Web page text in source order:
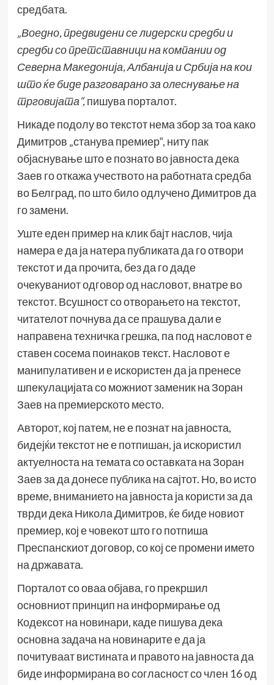
средбата.
„Воедно, предвидени се лидерски средби и
средби со претставници на компании од
Северна Македонија, Албанија и Србија на кои
што ќе биде разговарано за олеснување на
трговијата“,пишува порталот.
Никаде подолу во текстот нема збор за тоа како
Димитров „станува премиер“, ниту пак
објаснување што е познато во јавноста дека
Заев го откажа учеството на работната средба
во Белград, по што било одлучено Димитров да
го замени.
Уште еден пример на клик бајт наслов, чија
намера е да ја натера публиката да го отвори
текстот и да прочита, без да го даде
очекуваниот одговор од насловот, внатре во
текстот. Всушност со отворањето на текстот,
читателот почнува да се прашува дали е
направена техничка грешка, па под насловот е
ставен сосема поинаков текст. Насловот е
манипулативен и е искористен да ја пренесе
шпекулацијата со можниот заменик на Зоран
Заев на премиерското место.
Авторот, кој патем, не е познат на јавноста,
бидејќи текстот не е потпишан, ја искористил
актуелноста на темата со оставката на Зоран
Заев за да донесе публика на сајтот. Но, во исто
време, вниманието на јавноста ја користи за да
тврди дека Никола Димитров, ќе биде новиот
премиер, кој е човекот што го потпиша
Преспанскиот договор, со кој се промени името
на државата.
Порталот со оваа објава, го прекршил
основниот принцип на информирање од
Кодексот на новинари, каде пишува дека
основна задача на новинарите е да ја
почитуваат вистината и правото на јавноста да
биде информирана во согласност со член 16 од